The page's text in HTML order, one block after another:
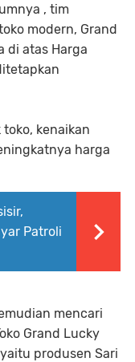
, tim
modern, Grand
di atas Harga
kenaikan
harga
Patroli
mencari
Grand Lucky
produsen Sari